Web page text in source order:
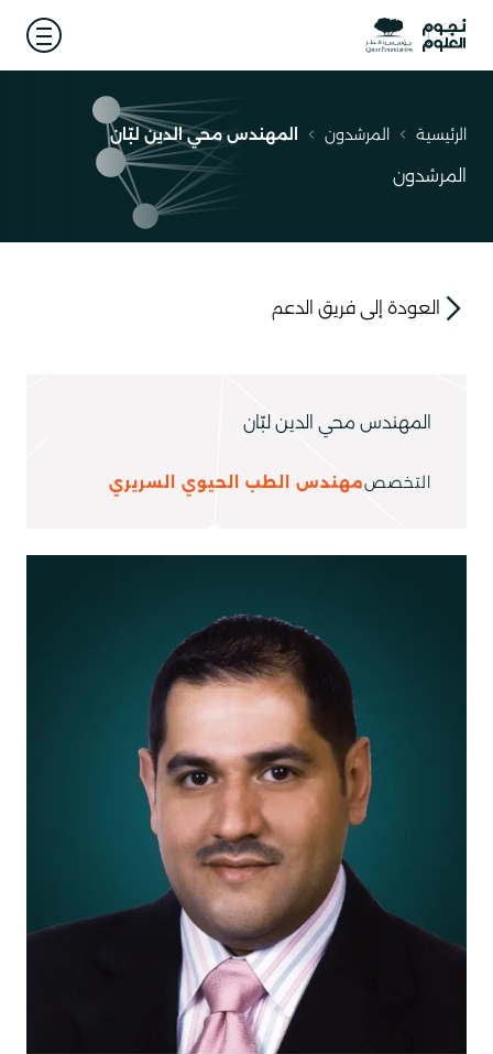
مسار
التنقل
الرئيسية المرشدون المهندس محي الدين لبّان
المرشدون
العودة إلى فريق الدعم
link
المهندس محي الدين لبّان
التخصصمهندس الطب الحيوي السريري